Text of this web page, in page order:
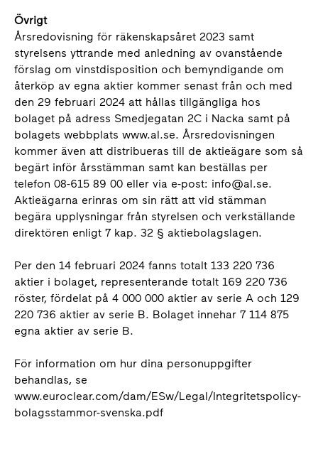
Övrigt
Årsredovisning för räkenskapsåret 2023 samt
styrelsens yttrande med anledning av ovanstående
förslag om vinstdisposition och bemyndigande om
återköp av egna aktier kommer senast från och med
den 29 februari 2024 att hållas tillgängliga hos
bolaget på adress Smedjegatan 2C i Nacka samt på
bolagets webbplats www.al.se. Årsredovisningen
kommer även att distribueras till de aktieägare som så
begärt inför årsstämman samt kan beställas per
telefon 08-615 89 00 eller via e-post: info@al.se.
Aktieägarna erinras om sin rätt att vid stämman
begära upplysningar från styrelsen och verkställande
direktören enligt 7 kap. 32 § aktiebolagslagen.
Per den 14 februari 2024 fanns totalt 133 220 736
aktier i bolaget, representerande totalt 169 220 736
röster, fördelat på 4 000 000 aktier av serie A och 129
220 736 aktier av serie B. Bolaget innehar 7 114 875
egna aktier av serie B.
För information om hur dina personuppgifter
behandlas, se
www.euroclear.com/dam/ESw/Legal/Integritetspolicy-
bolagsstammor-svenska.pdf